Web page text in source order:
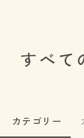
すべて
カテゴリー